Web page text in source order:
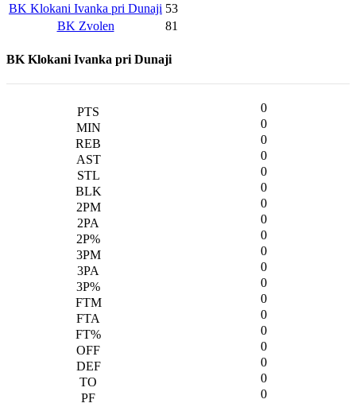
BK Klokani Ivanka pri Dunaji 53
BK Zvolen
81
BK Klokani Ivanka pri Dunaji
0
0
0
0
0
0
0
0
0
0
0
0
0
0
0
0
0
0
0